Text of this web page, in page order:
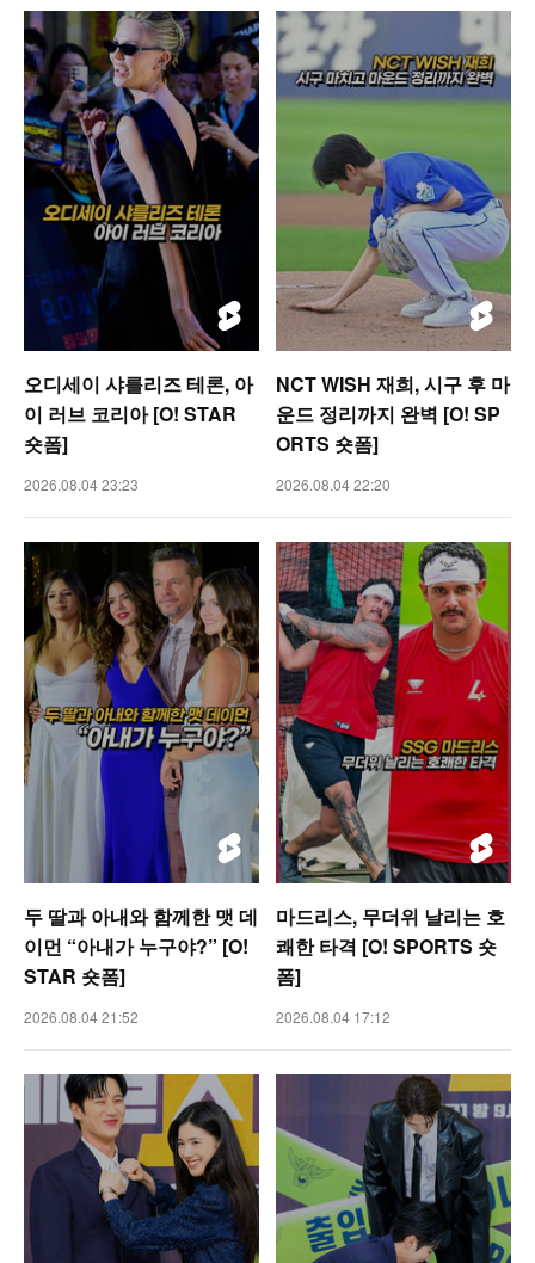
오디세이 샤를리즈 테론, 아
이 러브 코리아 [O! STAR
숏폼]
2026.08.04 23:23
NCT WISH 재희, 시구 후 마
운드 정리까지 완벽 [O! SP
ORTS 숏폼]
2026.08.04 22:20
두 딸과 아내와 함께한 맷 데
이먼 “아내가 누구야?” [O!
STAR 숏폼]
2026.08.04 21:52
마드리스, 무더위 날리는 호
쾌한 타격 [O! SPORTS 숏
폼]
2026.08.04 17:12